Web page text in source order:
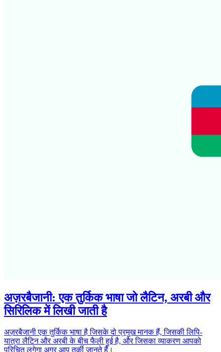
अज़रबैजानी: एक तुर्किक भाषा जो लैटिन, अरबी और
सिरिलिक में लिखी जाती है
अज़रबैजानी एक तुर्किक भाषा है जिसके दो प्रमुख मानक हैं, जिसकी लिपि-
यात्रा लैटिन और अरबी के बीच फैली हुई है, और जिसका व्याकरण आपको
परिचित लगेगा अगर आप तुर्की जानते हैं।